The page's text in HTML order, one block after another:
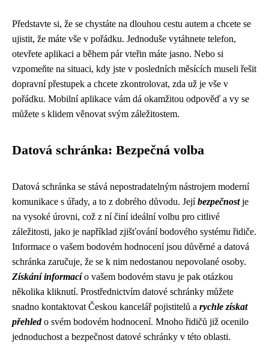
Představte si, že se chystáte na dlouhou cestu autem a chcete se
ujistit, že máte vše v pořádku. Jednoduše vytáhnete telefon,
otevřete aplikaci a během pár vteřin máte jasno. Nebo si
vzpomeňte na situaci, kdy jste v posledních měsících museli řešit
dopravní přestupek a chcete zkontrolovat, zda už je vše v
pořádku. Mobilní aplikace vám dá okamžitou odpověď a vy se
můžete s klidem věnovat svým záležitostem.
Datová schránka: Bezpečná volba
Datová schránka se stává nepostradatelným nástrojem moderní
komunikace s úřady, a to z dobrého důvodu. Jejíbezpečnostje
na vysoké úrovni, což z ní činí ideální volbu pro citlivé
záležitosti, jako je například zjišťování bodového systému řidiče.
Informace o vašem bodovém hodnocení jsou důvěrné a datová
schránka zaručuje, že se k nim nedostanou nepovolané osoby.
Získání informacío vašem bodovém stavu je pak otázkou
několika kliknutí. Prostřednictvím datové schránky můžete
snadno kontaktovat Českou kancelář pojistitelů a rychle získat
přehledo svém bodovém hodnocení. Mnoho řidičů již ocenilo
jednoduchost a bezpečnost datové schránky v této oblasti.